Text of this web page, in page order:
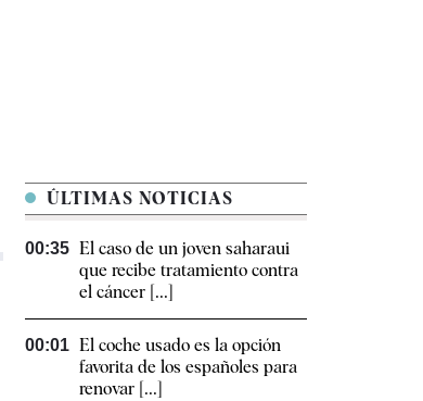
ÚLTIMAS NOTICIAS
00:35 El caso de un joven saharaui
que recibe tratamiento contra
el cáncer [...]
00:01 El coche usado es la opción
favorita de los españoles para
renovar [...]